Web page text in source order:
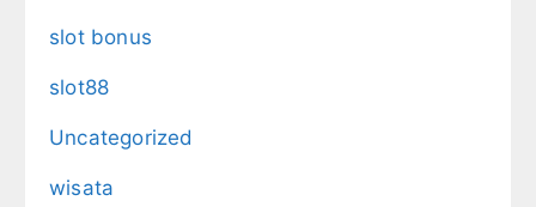
slot bonus
slot88
Uncategorized
wisata